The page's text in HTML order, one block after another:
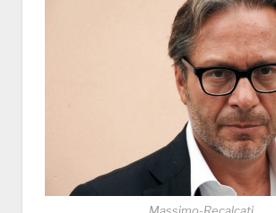
Massimo-Recalcati